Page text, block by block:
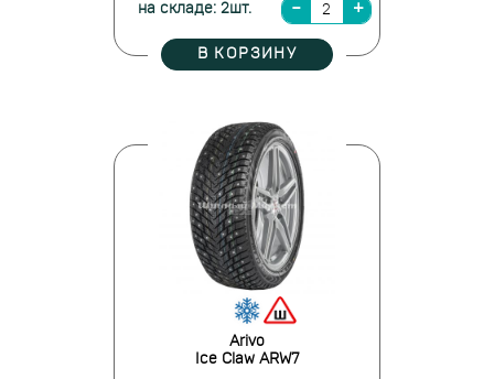
на складе: 2шт.
В КОРЗИНУ
Arivo
Ice Claw ARW7